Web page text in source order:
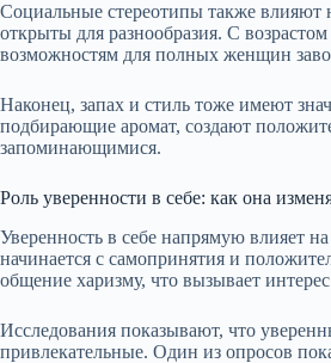
Социальные стереотипы также
открыты для разнообразия. С
возможностям для полных женщин
Наконец, запах и стиль тоже имеют
подбирающие аромат, создают
запоминающимися.
Роль уверенности в себе: как она
Уверенность в себе напрямую
начинается с самопринятия и
общение харизму, что вызывает
Исследования показывают, что
привлекательные. Один из опросов